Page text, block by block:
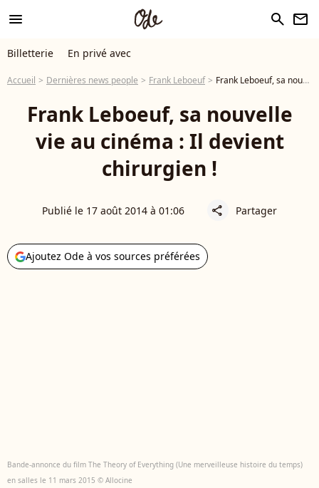
menu search newsletter
Billetterie En privé avec
Accueil Dernières news people Frank Leboeuf Frank Leboeuf, sa nouvelle vie au cinéma : Il devient chirurgien !
Frank Leboeuf, sa nouvelle
vie au cinéma : Il devient
chirurgien !
Publié le 17 août 2014 à 01:06 share Partager
Ajoutez Ode à vos sources préférées
Bande-annonce du film The Theory of Everything (Une merveilleuse histoire du temps)
en salles le 11 mars 2015 © Allocine